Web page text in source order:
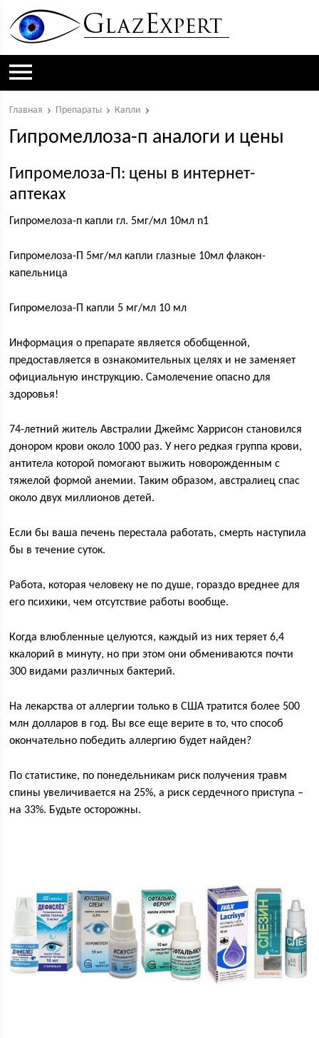
Главная Препараты Капли
Гипромеллоза-п аналоги и цены
Гипромелоза-П: цены в интернет-
аптеках
Гипромелоза-п капли гл. 5мг/мл 10мл n1
Гипромелоза-П 5мг/мл капли глазные 10мл флакон-
капельница
Гипромелоза-П капли 5 мг/мл 10 мл
Информация о препарате является обобщенной,
предоставляется в ознакомительных целях и не заменяет
официальную инструкцию. Самолечение опасно для
здоровья!
74-летний житель Австралии Джеймс Харрисон становился
донором крови около 1000 раз. У него редкая группа крови,
антитела которой помогают выжить новорожденным с
тяжелой формой анемии. Таким образом, австралиец спас
около двух миллионов детей.
Если бы ваша печень перестала работать, смерть наступила
бы в течение суток.
Работа, которая человеку не по душе, гораздо вреднее для
его психики, чем отсутствие работы вообще.
Когда влюбленные целуются, каждый из них теряет 6,4
ккалорий в минуту, но при этом они обмениваются почти
300 видами различных бактерий.
На лекарства от аллергии только в США тратится более 500
млн долларов в год. Вы все еще верите в то, что способ
окончательно победить аллергию будет найден?
По статистике, по понедельникам риск получения травм
спины увеличивается на 25%, а риск сердечного приступа –
на 33%. Будьте осторожны.